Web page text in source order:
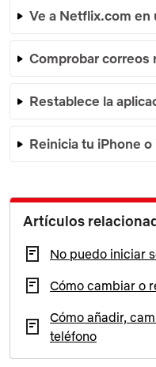
Ve a Netflix.com en
Comprobar
Restablece la
Reinicia tu iPhone o
Artículos
No puedo iniciar
Cómo cambiar o
Cómo añadir,
teléfono